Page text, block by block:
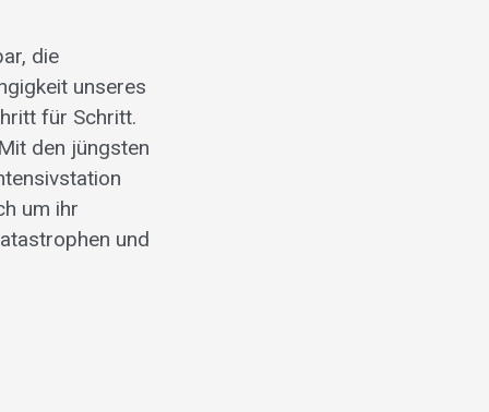
die
unseres
für Schritt.
den jüngsten
um ihr
und